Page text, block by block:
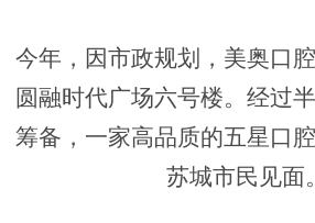
今年，因市政规划，美奥口
圆融时代广场六号楼。经过
筹备，一家高品质的五星口
苏城市民见面。